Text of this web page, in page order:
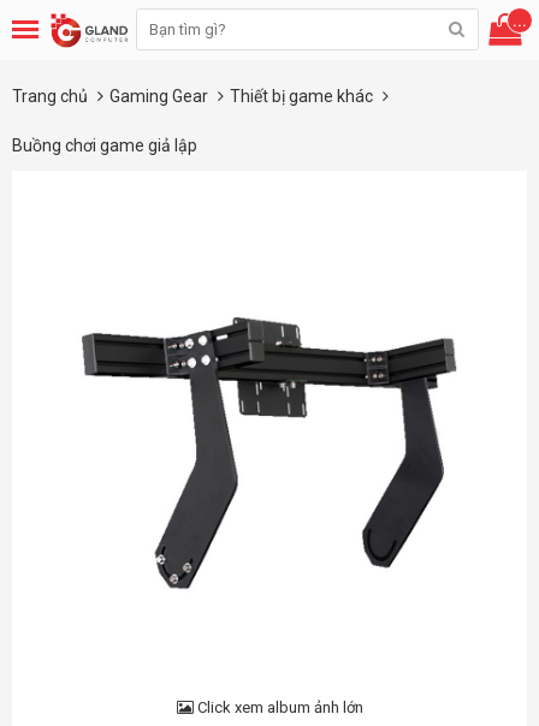
...
Trang chủ Gaming Gear Thiết bị game khác
Buồng chơi game giả lập
Click xem album ảnh lớn